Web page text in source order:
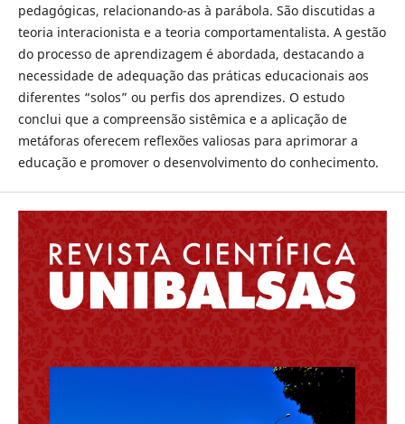
pedagógicas, relacionando-as à parábola. São discutidas a
teoria interacionista e a teoria comportamentalista. A gestão
do processo de aprendizagem é abordada, destacando a
necessidade de adequação das práticas educacionais aos
diferentes “solos” ou perfis dos aprendizes. O estudo
conclui que a compreensão sistêmica e a aplicação de
metáforas oferecem reflexões valiosas para aprimorar a
educação e promover o desenvolvimento do conhecimento.